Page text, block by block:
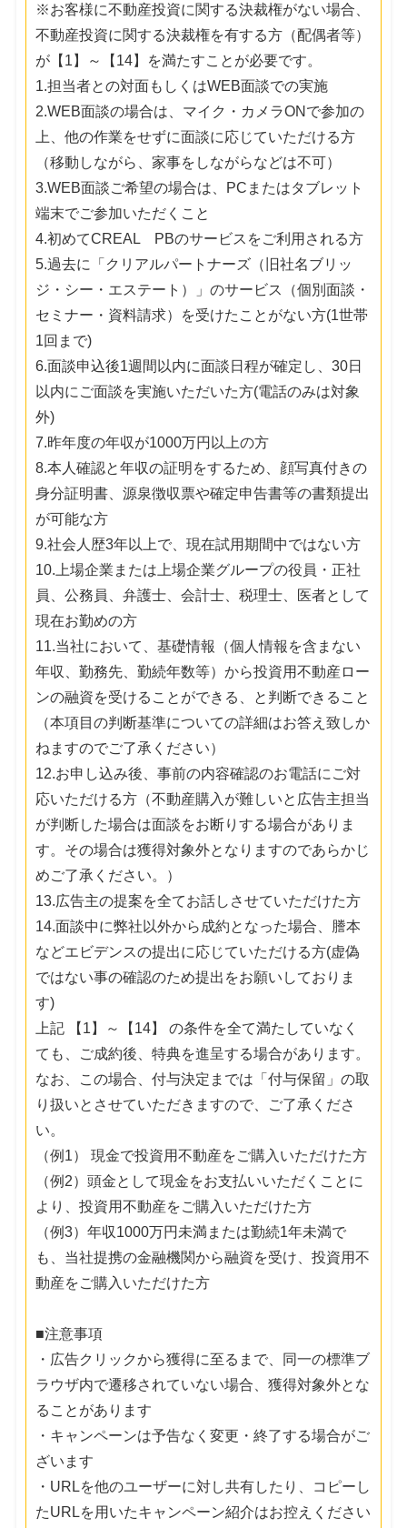
※お客様に不動産投資に関する決裁権がない場合、
不動産投資に関する決裁権を有する方（配偶者等）
が【1】～【14】を満たすことが必要です。
1.担当者との対面もしくはWEB面談での実施
2.WEB面談の場合は、マイク・カメラONで参加の
上、他の作業をせずに面談に応じていただける方
（移動しながら、家事をしながらなどは不可）
3.WEB面談ご希望の場合は、PCまたはタブレット
端末でご参加いただくこと
4.初めてCREAL PBのサービスをご利用される方
5.過去に「クリアルパートナーズ（旧社名ブリッ
ジ・シー・エステート）」のサービス（個別面談・
セミナー・資料請求）を受けたことがない方(1世帯
1回まで)
6.面談申込後1週間以内に面談日程が確定し、30日
以内にご面談を実施いただいた方(電話のみは対象
外)
7.昨年度の年収が1000万円以上の方
8.本人確認と年収の証明をするため、顔写真付きの
身分証明書、源泉徴収票や確定申告書等の書類提出
が可能な方
9.社会人歴3年以上で、現在試用期間中ではない方
10.上場企業または上場企業グループの役員・正社
員、公務員、弁護士、会計士、税理士、医者として
現在お勤めの方
11.当社において、基礎情報（個人情報を含まない
年収、勤務先、勤続年数等）から投資用不動産ロー
ンの融資を受けることができる、と判断できること
（本項目の判断基準についての詳細はお答え致しか
ねますのでご了承ください）
12.お申し込み後、事前の内容確認のお電話にご対
応いただける方（不動産購入が難しいと広告主担当
が判断した場合は面談をお断りする場合がありま
す。その場合は獲得対象外となりますのであらかじ
めご了承ください。）
13.広告主の提案を全てお話しさせていただけた方
14.面談中に弊社以外から成約となった場合、謄本
などエビデンスの提出に応じていただける方(虚偽
ではない事の確認のため提出をお願いしておりま
す)
上記 【1】～【14】 の条件を全て満たしていなく
ても、ご成約後、特典を進呈する場合があります。
なお、この場合、付与決定までは「付与保留」の取
り扱いとさせていただきますので、ご了承くださ
い。
（例1） 現金で投資用不動産をご購入いただけた方
（例2）頭金として現金をお支払いいただくことに
より、投資用不動産をご購入いただけた方
（例3）年収1000万円未満または勤続1年未満で
も、当社提携の金融機関から融資を受け、投資用不
動産をご購入いただけた方
■注意事項
・広告クリックから獲得に至るまで、同一の標準ブ
ラウザ内で遷移されていない場合、獲得対象外とな
ることがあります
・キャンペーンは予告なく変更・終了する場合がご
ざいます
・URLを他のユーザーに対し共有したり、コピーし
たURLを用いたキャンペーン紹介はお控えください